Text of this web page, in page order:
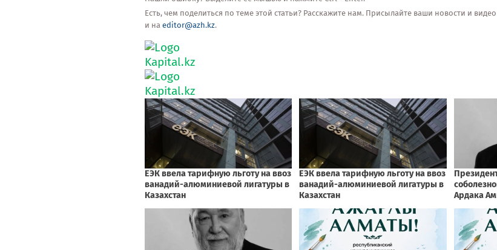
Есть, чем поделиться по теме этой статьи? Расскажите нам. Присылайте ваши новости и видео
и на editor@azh.kz.